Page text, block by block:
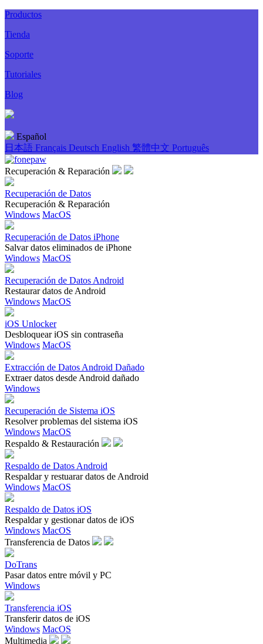
Productos
Tienda
Soporte
Tutoriales
Blog
Español
日本語 Français Deutsch English 繁體中文 Português
Recuperación & Reparación
Recuperación de Datos
Recuperación & Reparación
Windows MacOS
Recuperación de Datos iPhone
Salvar datos eliminados de iPhone
Windows MacOS
Recuperación de Datos Android
Restaurar datos de Android
Windows MacOS
iOS Unlocker
Desbloquear iOS sin contraseña
Windows MacOS
Extracción de Datos Android Dañado
Extraer datos desde Android dañado
Windows
Recuperación de Sistema iOS
Resolver problemas del sistema iOS
Windows MacOS
Respaldo & Restauración
Respaldo de Datos Android
Respaldar y restuarar datos de Android
Windows MacOS
Respaldo de Datos iOS
Respaldar y gestionar datos de iOS
Windows MacOS
Transferencia de Datos
DoTrans
Pasar datos entre móvil y PC
Windows
Transferencia iOS
Transferir datos de iOS
Windows MacOS
Multimedia